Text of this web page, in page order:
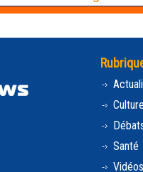
Culture
Santé
Vidéos